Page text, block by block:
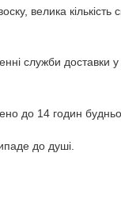
велика кількість
служби
до 14 годин
до душі.